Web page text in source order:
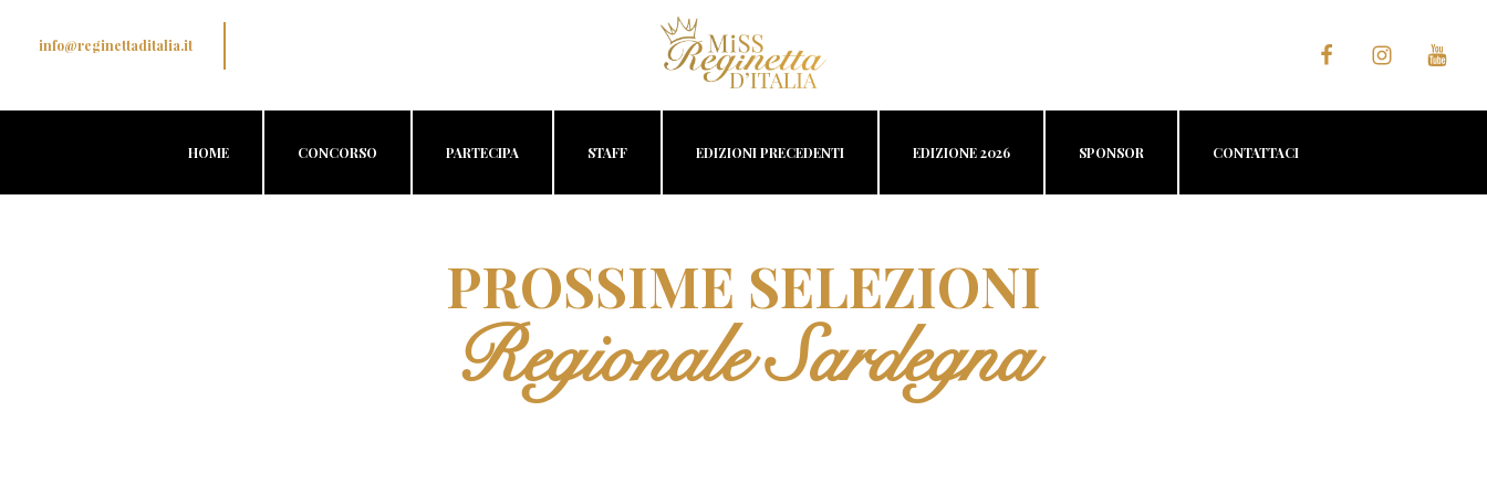
info@reginettaditalia.it
HOME CONCORSO PARTECIPA STAFF EDIZIONI PRECEDENTI EDIZIONE 2026 SPONSOR CONTATTACI
PROSSIME SELEZIONI
Regionale Sardegna